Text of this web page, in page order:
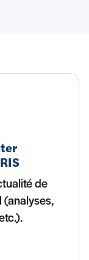
de
(analyses,